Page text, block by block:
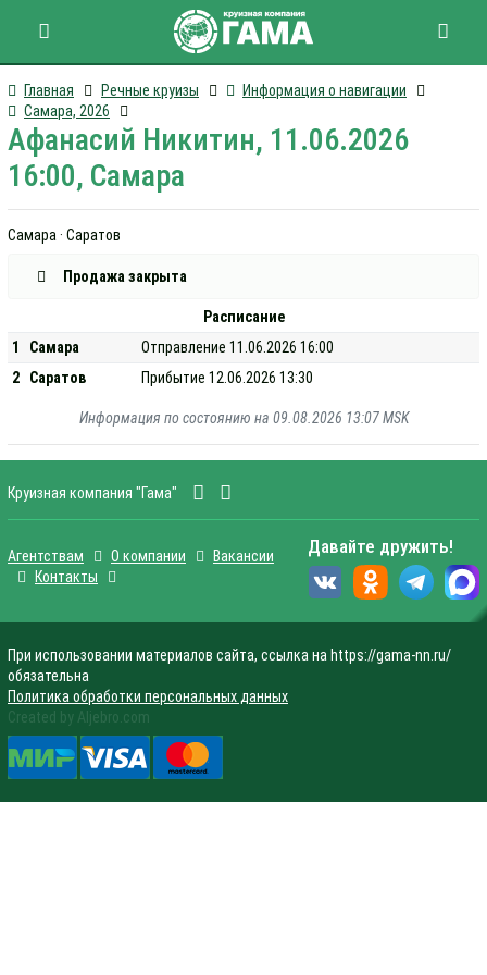
Главная Речные круизы
Информация о навигации
Самара, 2026
Афанасий Никитин, 11.06.2026
16:00, Самара
Самара · Саратов
Продажа закрыта
Расписание
1
Самара
Отправление 11.06.2026 16:00
2
Саратов Прибытие 12.06.2026 13:30
Информация по состоянию на 09.08.2026 13:07 MSK
Круизная компания "Гама"
Агентствам О компании
Вакансии
Контакты
Давайте дружить!
При использовании материалов сайта, ссылка на https://gama-nn.ru/
обязательна
Политика обработки персональных данных
Created by Aljebro.com